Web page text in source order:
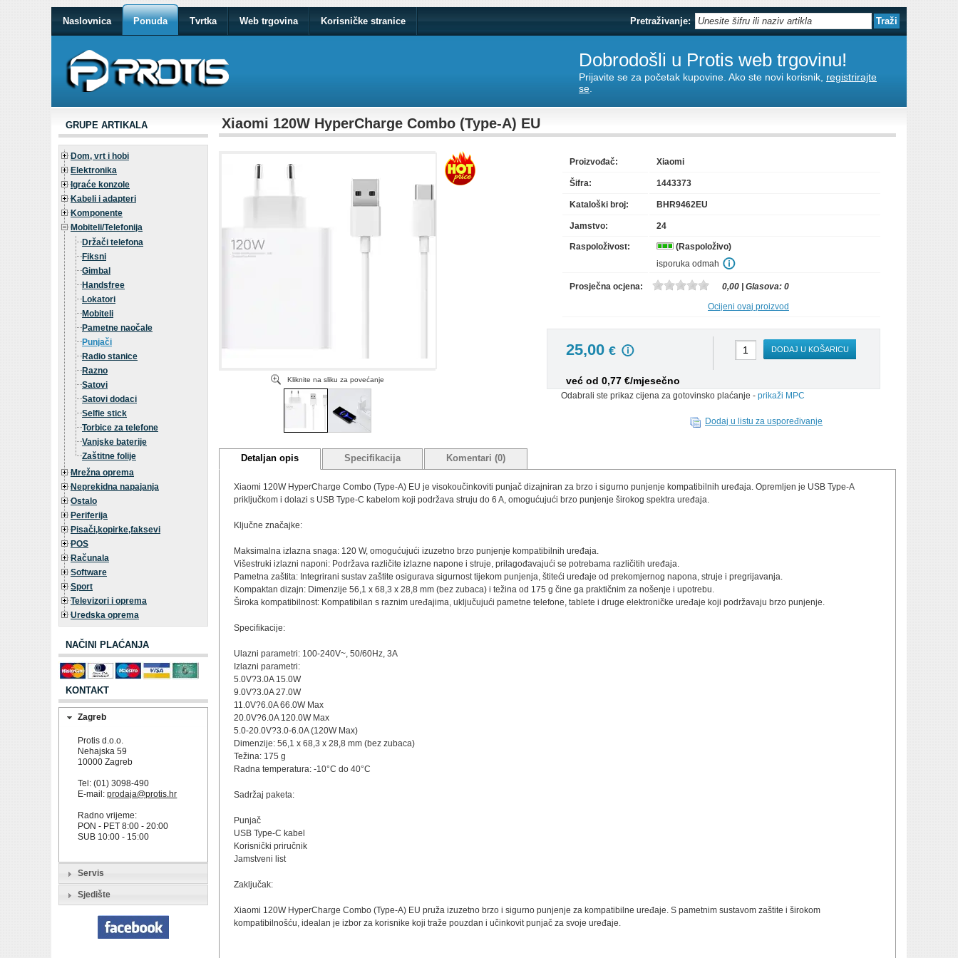
Naslovnica Ponuda Tvrtka Web trgovina Korisničke stranice Pretraživanje:
Dobrodošli u Protis web trgovinu!
Prijavite se za početak kupovine. Ako ste novi korisnik, registrirajte
se
GRUPE ARTIKALA
Dom, vrt i hobi
Elektronika
Igraće konzole
Kabeli i adapteri
Komponente
Mobiteli/Telefonija
Držači telefona
Fiksni
Gimbal
Handsfree
Lokatori
Mobiteli
Pametne naočale
Punjači
Radio stanice
Razno
Satovi
Satovi dodaci
Selfie stick
Torbice za telefone
Vanjske baterije
Zaštitne folije
Mrežna oprema
Neprekidna napajanja
Ostalo
Periferija
Pisači,kopirke,faksevi
POS
Računala
Software
Sport
Televizori i oprema
Uredska oprema
NAČINI PLAĆANJA
KONTAKT
Zagreb
Protis d.o.o.
Nehajska 59
10000 Zagreb
Tel: (01) 3098-490
E-mail:prodaja@protis.hr
Radno vrijeme:
PON - PET 8:00 - 20:00
SUB 10:00 - 15:00
Servis
Sjedište
Xiaomi 120W HyperCharge Combo (Type-A) EU
Kliknite na sliku za povećanje
Proizvođač: Xiaomi
Šifra: 1443373
Kataloški broj: BHR9462EU
Jamstvo: 24
Raspoloživost:
(Raspoloživo)
isporuka odmah
Prosječna ocjena: 0,00 | Glasova: 0
Ocijeni ovaj proizvod
25,00 €
već od 0,77 €/mjesečno
DODAJ U KOŠARICU
Odabrali ste prikaz cijena za gotovinsko plaćanje - prikaži MPC
Dodaj u listu za uspoređivanje
Detaljan opis Specifikacija Komentari (0)
Xiaomi 120W HyperCharge Combo (Type-A) EU je visokoučinkoviti punjač dizajniran za brzo i sigurno punjenje kompatibilnih uređaja. Opremljen je USB Type-A
priključkom i dolazi s USB Type-C kabelom koji podržava struju do 6 A, omogućujući brzo punjenje širokog spektra uređaja.
Ključne značajke:
Maksimalna izlazna snaga: 120 W, omogućujući izuzetno brzo punjenje kompatibilnih uređaja.
Višestruki izlazni naponi: Podržava različite izlazne napone i struje, prilagođavajući se potrebama različitih uređaja.
Pametna zaštita: Integrirani sustav zaštite osigurava sigurnost tijekom punjenja, štiteći uređaje od prekomjernog napona, struje i pregrijavanja.
Kompaktan dizajn: Dimenzije 56,1 x 68,3 x 28,8 mm (bez zubaca) i težina od 175 g čine ga praktičnim za nošenje i upotrebu.
Široka kompatibilnost: Kompatibilan s raznim uređajima, uključujući pametne telefone, tablete i druge elektroničke uređaje koji podržavaju brzo punjenje.
Specifikacije:
Ulazni parametri: 100-240V~, 50/60Hz, 3A
Izlazni parametri:
5.0V?3.0A 15.0W
9.0V?3.0A 27.0W
11.0V?6.0A 66.0W Max
20.0V?6.0A 120.0W Max
5.0-20.0V?3.0-6.0A (120W Max)
Dimenzije: 56,1 x 68,3 x 28,8 mm (bez zubaca)
Težina: 175 g
Radna temperatura: -10°C do 40°C
Sadržaj paketa:
Punjač
USB Type-C kabel
Korisnički priručnik
Jamstveni list
Zaključak:
Xiaomi 120W HyperCharge Combo (Type-A) EU pruža izuzetno brzo i sigurno punjenje za kompatibilne uređaje. S pametnim sustavom zaštite i širokom
kompatibilnošću, idealan je izbor za korisnike koji traže pouzdan i učinkovit punjač za svoje uređaje.